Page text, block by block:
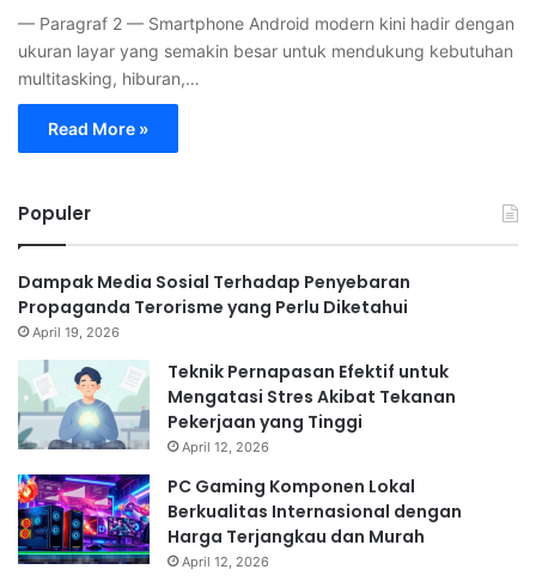
— Paragraf 2 — Smartphone Android modern kini hadir dengan
ukuran layar yang semakin besar untuk mendukung kebutuhan
multitasking, hiburan,…
Read More »
Populer
Dampak Media Sosial Terhadap Penyebaran
Propaganda Terorisme yang Perlu Diketahui
April 19, 2026
Teknik Pernapasan Efektif untuk
Mengatasi Stres Akibat Tekanan
Pekerjaan yang Tinggi
April 12, 2026
PC Gaming Komponen Lokal
Berkualitas Internasional dengan
Harga Terjangkau dan Murah
April 12, 2026